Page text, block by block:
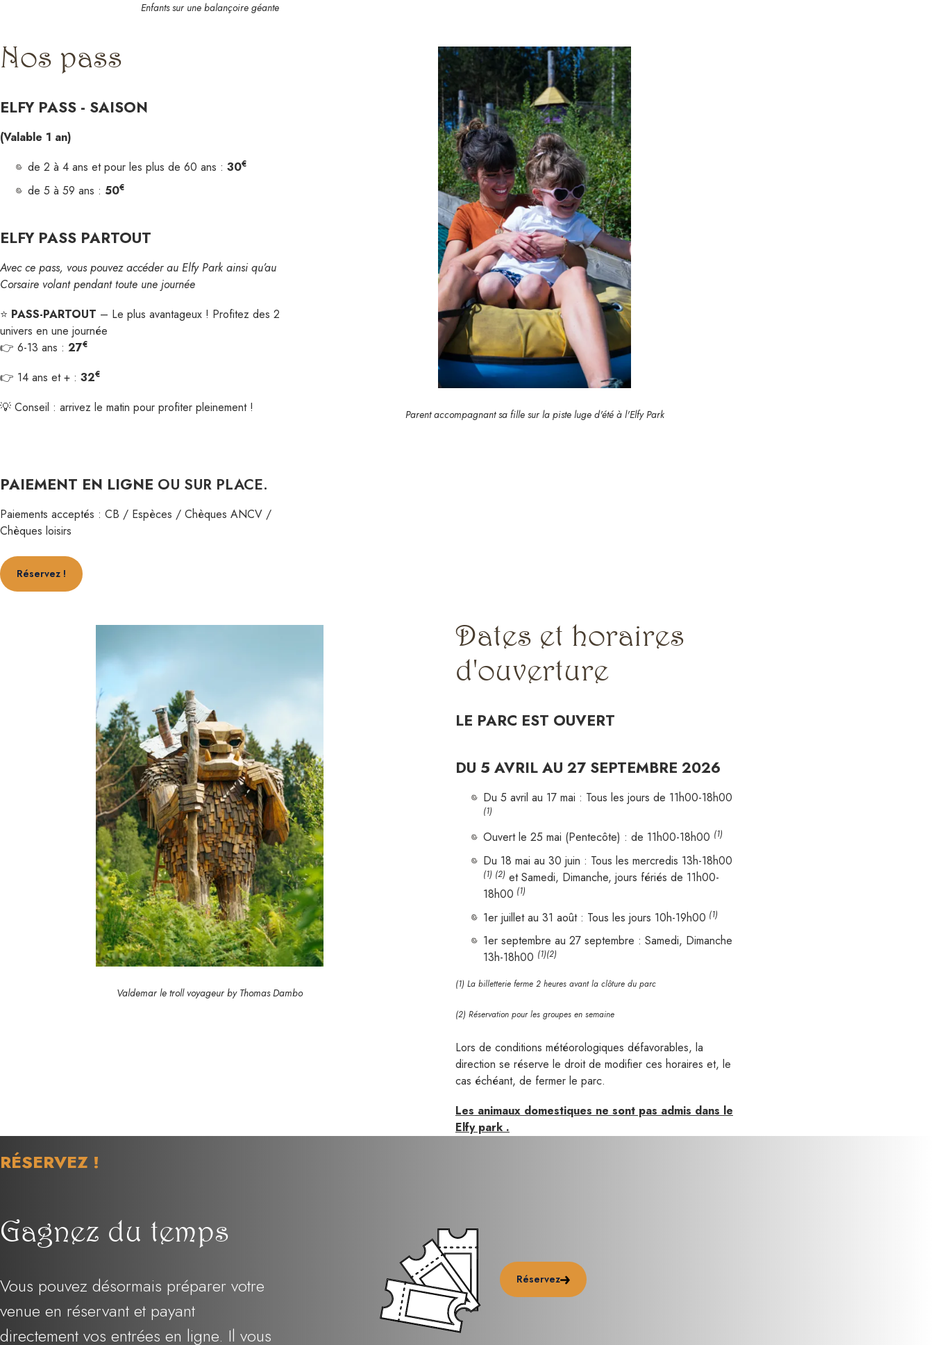
Enfants sur une balançoire géante
Nos pass
ELFY PASS - SAISON
(Valable 1 an)
de 2 à 4 ans et pour les plus de 60 ans : 30€
de 5 à 59 ans : 50€
ELFY PASS PARTOUT
Avec ce pass, vous pouvez accéder au Elfy Park ainsi qu’au
Corsaire volant pendant toute une journée
⭐ PASS-PARTOUT – Le plus avantageux ! Profitez des 2
univers en une journée
👉 6-13 ans : 27€
👉 14 ans et + : 32€
💡 Conseil : arrivez le matin pour profiter pleinement !
PAIEMENT EN LIGNE OU SUR PLACE.
Paiements acceptés : CB / Espèces / Chèques ANCV /
Chèques loisirs
Réservez !
Parent accompagnant sa fille sur la piste luge d'été à l'Elfy Park
Dates et horaires
d'ouverture
LE PARC EST OUVERT
DU 5 AVRIL AU 27 SEPTEMBRE 2026
Du 5 avril au 17 mai : Tous les jours de 11h00-18h00
(1)
Ouvert le 25 mai (Pentecôte) : de 11h00-18h00 (1)
Du 18 mai au 30 juin : Tous les mercredis 13h-18h00
(1) (2) et Samedi, Dimanche, jours fériés de 11h00-
18h00 (1)
1er juillet au 31 août : Tous les jours 10h-19h00 (1)
1er septembre au 27 septembre : Samedi, Dimanche
13h-18h00 (1)(2)
(1) La billetterie ferme 2 heures avant la clôture du parc
(2) Réservation pour les groupes en semaine
Lors de conditions météorologiques défavorables, la
direction se réserve le droit de modifier ces horaires et, le
cas échéant, de fermer le parc.
Les animaux domestiques ne sont pas admis dans le
Elfy park .
Valdemar le troll voyageur by Thomas Dambo
Gagnez du temps
RÉSERVEZ !
Vous pouvez désormais préparer votre
venue en réservant et payant
directement vos entrées en ligne. Il vous
Réservez